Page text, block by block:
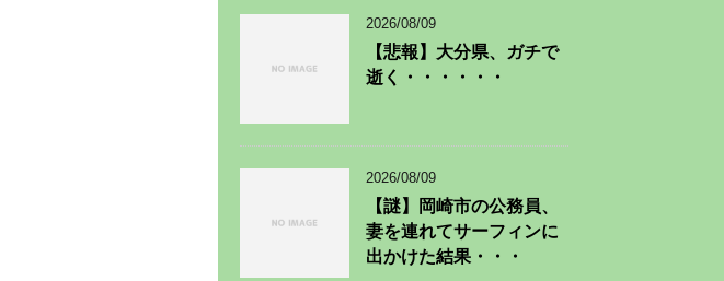
2026/08/09
【悲報】大分県、ガチで
逝く・・・・・・
2026/08/09
【謎】岡崎市の公務員、
妻を連れてサーフィンに
出かけた結果・・・